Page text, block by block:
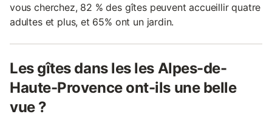
vous cherchez, 82 % des gîtes peuvent accueillir quatre
adultes et plus, et 65% ont un jardin.
Les gîtes dans les les Alpes-de-
Haute-Provence ont-ils une belle
vue ?